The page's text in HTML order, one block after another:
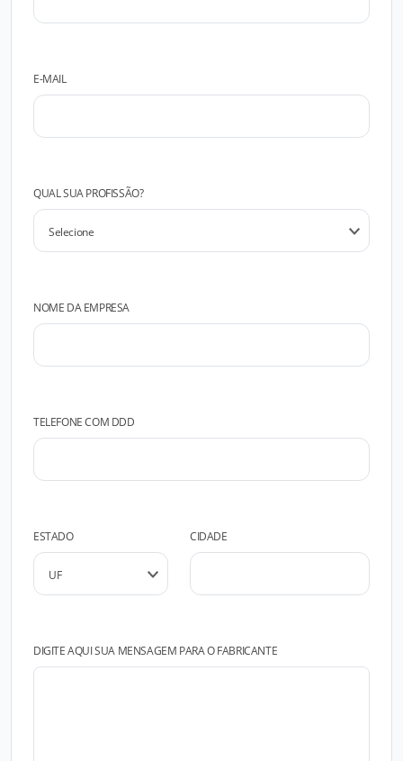
E-MAIL
QUAL SUA PROFISSÃO?
NOME DA EMPRESA
TELEFONE COM DDD
ESTADO CIDADE
DIGITE AQUI SUA MENSAGEM PARA O FABRICANTE